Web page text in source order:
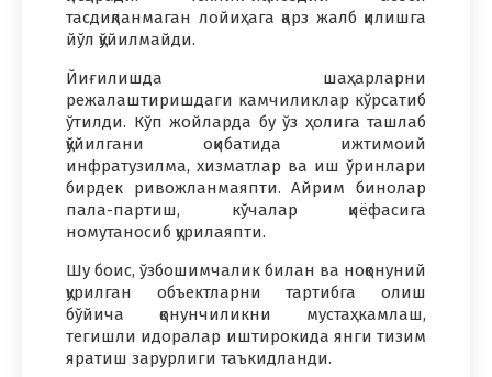
тасдиқланмаган лойиҳага қарз жалб қилишга
йўл қўйилмайди.
Йиғилишда шаҳарларни
режалаштиришдаги камчиликлар кўрсатиб
ўтилди. Кўп жойларда бу ўз ҳолига ташлаб
қўйилгани оқибатида ижтимоий
инфратузилма, хизматлар ва иш ўринлари
бирдек ривожланмаяпти. Айрим бинолар
пала-партиш, кўчалар қиёфасига
номутаносиб қурилаяпти.
Шу боис, ўзбошимчалик билан ва ноқонуний
қурилган объектларни тартибга олиш
бўйича қонунчиликни мустаҳкамлаш,
тегишли идоралар иштирокида янги тизим
яратиш зарурлиги таъкидланди.